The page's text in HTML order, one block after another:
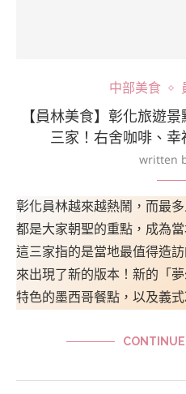
中部美食
【員林美食】彰化旅遊
三家！右舍咖啡、
written
彰化員林越來越熱鬧，而最
都是大家朝聖的重點，成為
這三家指的是當地最值得造
來出現了新的版本！新的「
特色的墨西哥餐點，以及義